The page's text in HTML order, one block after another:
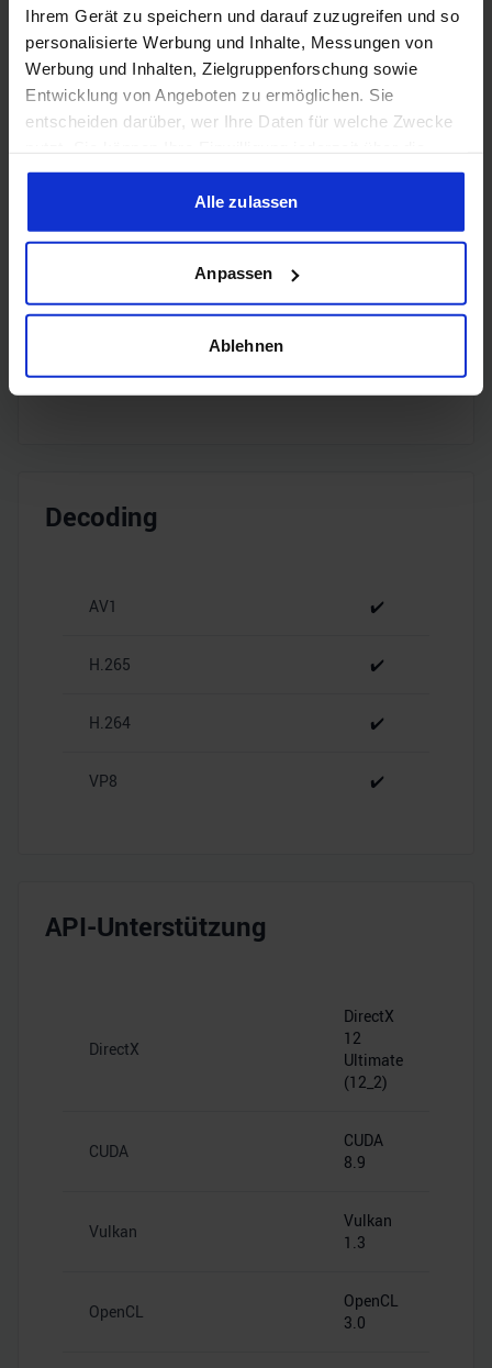
Ihrem Gerät zu speichern und darauf zuzugreifen und so
personalisierte Werbung und Inhalte, Messungen von
Werbung und Inhalten, Zielgruppenforschung sowie
Entwicklung von Angeboten zu ermöglichen. Sie
entscheiden darüber, wer Ihre Daten für welche Zwecke
Cookie-Erklärung oder durch Klicken auf das Privacy
Trigger Symbol ändern oder widerrufen
Informationen über Ihre geografische Lage erfassen,
welche bis auf einige Meter genau sein können
Ihr Gerät durch aktives Scannen nach bestimmten
Erfahren Sie mehr darüber, wie Ihre persönlichen Daten
personalisieren, Funktionen für soziale Medien anbieten
Verwendung unserer Website an unsere Partner für
Partner führen diese Informationen möglicherweise mit
Alle zulassen
Anpassen
Ablehnen
DisplayPort
4x
DisplayPort
1.4a
Encoding
H.265 ✔️
H.264 ✔️
Decoding
AV1 ✔️
H.265 ✔️
H.264 ✔️
VP8 ✔️
API-Unterstützung
DirectX
DirectX
12
Ultimate
(12_2)
CUDA
CUDA
8.9
Vulkan
Vulkan
1.3
OpenCL
OpenCL
3.0